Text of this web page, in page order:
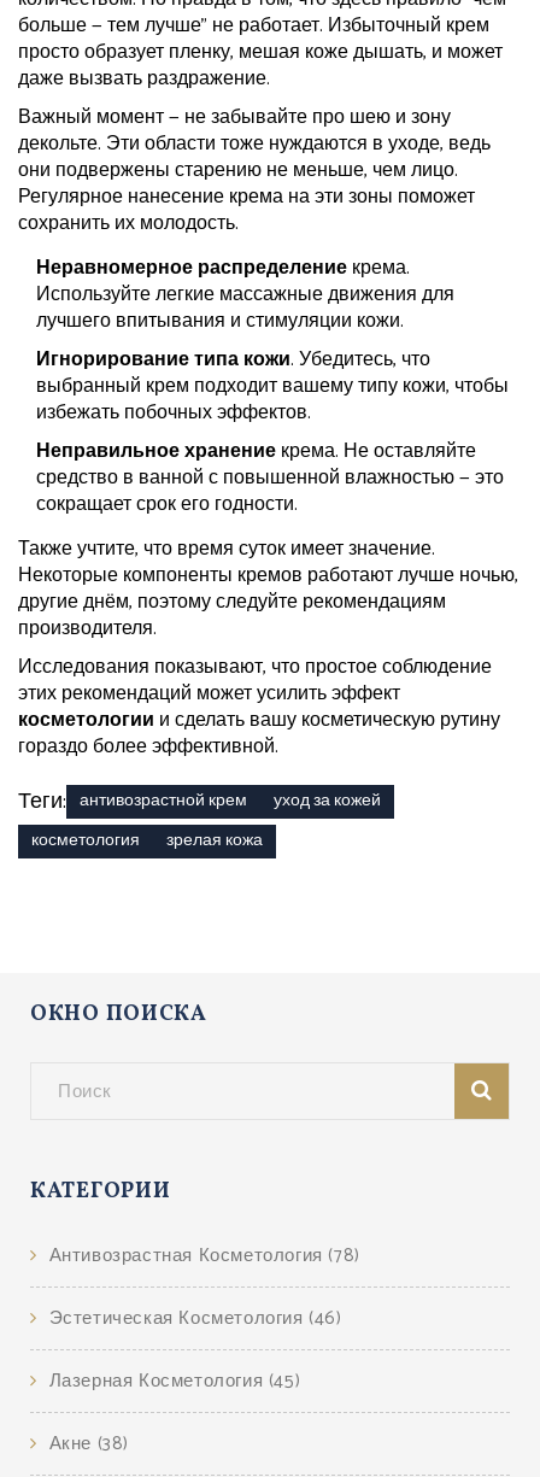
больше — тем лучше" не работает. Избыточный крем
просто образует пленку, мешая коже дышать, и может
даже вызвать раздражение.
Важный момент — не забывайте про шею и зону
декольте. Эти области тоже нуждаются в уходе, ведь
они подвержены старению не меньше, чем лицо.
Регулярное нанесение крема на эти зоны поможет
сохранить их молодость.
Неравномерное распределениекрема.
Используйте легкие массажные движения для
лучшего впитывания и стимуляции кожи.
Игнорирование типа кожи. Убедитесь, что
выбранный крем подходит вашему типу кожи, чтобы
избежать побочных эффектов.
Неправильное хранениекрема. Не оставляйте
средство в ванной с повышенной влажностью — это
сокращает срок его годности.
Также учтите, что время суток имеет значение.
Некоторые компоненты кремов работают лучше ночью,
другие днём, поэтому следуйте рекомендациям
производителя.
Исследования показывают, что простое соблюдение
этих рекомендаций может усилить эффект
косметологии и сделать вашу косметическую рутину
гораздо более эффективной.
Теги: антивозрастной крем
уход за кожей
косметология
зрелая кожа
ОКНО ПОИСКА
КАТЕГОРИИ
Антивозрастная Косметология (78)
Эстетическая Косметология (46)
Лазерная Косметология (45)
Акне (38)